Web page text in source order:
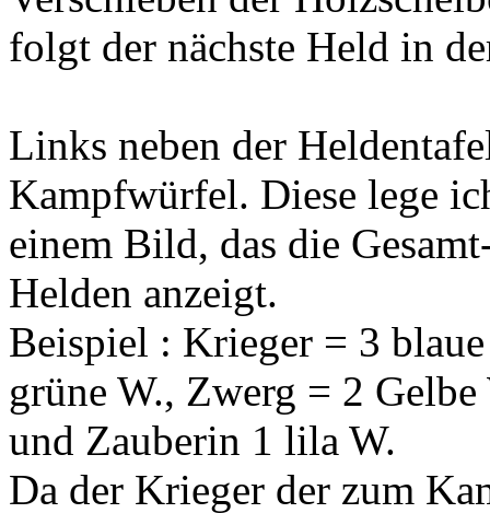
folgt der nächste Held in
Links neben der
Kampfwürfel. Diese lege
einem Bild, das die
Helden anzeigt.
Beispiel : Krieger = 3
grüne W., Zwerg = 2 Gelbe
und Zauberin 1 lila W.
Da der Krieger der zum